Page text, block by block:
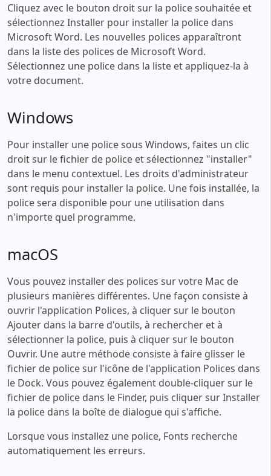
Cliquez avec le bouton droit sur la police souhaitée et
sélectionnez Installer pour installer la police dans
Microsoft Word. Les nouvelles polices apparaîtront
dans la liste des polices de Microsoft Word.
Sélectionnez une police dans la liste et appliquez-la à
votre document.
Windows
Pour installer une police sous Windows, faites un clic
droit sur le fichier de police et sélectionnez "installer"
dans le menu contextuel. Les droits d'administrateur
sont requis pour installer la police. Une fois installée, la
police sera disponible pour une utilisation dans
n'importe quel programme.
macOS
Vous pouvez installer des polices sur votre Mac de
plusieurs manières différentes. Une façon consiste à
ouvrir l'application Polices, à cliquer sur le bouton
Ajouter dans la barre d'outils, à rechercher et à
sélectionner la police, puis à cliquer sur le bouton
Ouvrir. Une autre méthode consiste à faire glisser le
fichier de police sur l'icône de l'application Polices dans
le Dock. Vous pouvez également double-cliquer sur le
fichier de police dans le Finder, puis cliquer sur Installer
la police dans la boîte de dialogue qui s'affiche.
Lorsque vous installez une police, Fonts recherche
automatiquement les erreurs.